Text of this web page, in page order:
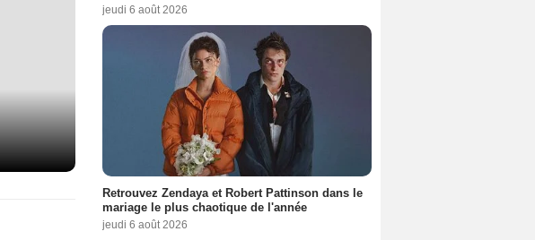
jeudi 6 août 2026
Retrouvez Zendaya et Robert Pattinson dans le
mariage le plus chaotique de l'année
jeudi 6 août 2026